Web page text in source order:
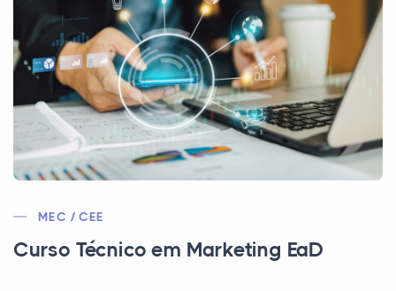
MEC / CEE
Curso Técnico em Marketing EaD